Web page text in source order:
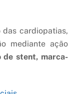
cardiopatias,
mediante ação
de stent, marca-